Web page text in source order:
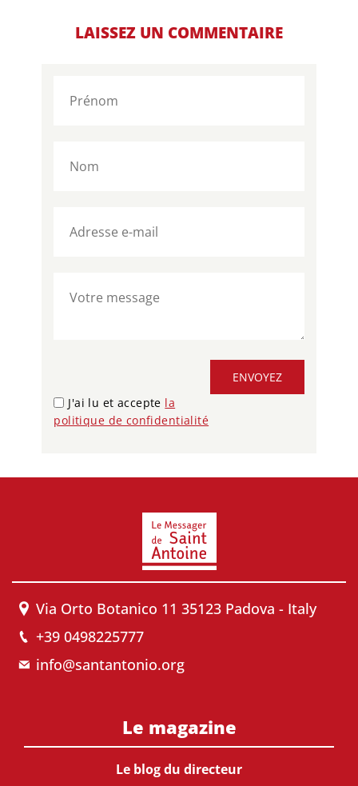
LAISSEZ UN COMMENTAIRE
ENVOYEZ
J'ai lu et accepte la
politique de confidentialité
Via Orto Botanico 11 35123 Padova - Italy
+39 0498225777
info@santantonio.org
Le magazine
Le blog du directeur